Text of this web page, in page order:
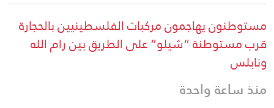
مستوطنون يهاجمون مركبات الفلسطينيين بالحجارة
قرب مستوطنة “شيلو” على الطريق بين رام الله
ونابلس
منذ ساعة واحدة